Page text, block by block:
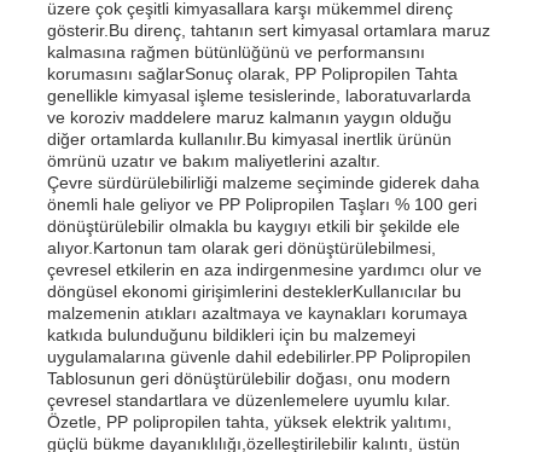
Kalite kontrol
Bize ulaşın
Haberler
Tüm servis talepleri
Teklif isteği
pp plastik karton
üzere çok çeşitli kimyasallara karşı mükemmel direnç
gösterir.Bu direnç, tahtanın sert kimyasal ortamlara maruz
kalmasına rağmen bütünlüğünü ve performansını
korumasını sağlarSonuç olarak, PP Polipropilen Tahta
genellikle kimyasal işleme tesislerinde, laboratuvarlarda
ve koroziv maddelere maruz kalmanın yaygın olduğu
diğer ortamlarda kullanılır.Bu kimyasal inertlik ürünün
ömrünü uzatır ve bakım maliyetlerini azaltır.
Çevre sürdürülebilirliği malzeme seçiminde giderek daha
önemli hale geliyor ve PP Polipropilen Taşları % 100 geri
dönüştürülebilir olmakla bu kaygıyı etkili bir şekilde ele
alıyor.Kartonun tam olarak geri dönüştürülebilmesi,
çevresel etkilerin en aza indirgenmesine yardımcı olur ve
döngüsel ekonomi girişimlerini desteklerKullanıcılar bu
malzemenin atıkları azaltmaya ve kaynakları korumaya
katkıda bulunduğunu bildikleri için bu malzemeyi
uygulamalarına güvenle dahil edebilirler.PP Polipropilen
Tablosunun geri dönüştürülebilir doğası, onu modern
çevresel standartlara ve düzenlemelere uyumlu kılar.
Özetle, PP polipropilen tahta, yüksek elektrik yalıtımı,
güçlü bükme dayanıklılığı,özelleştirilebilir kalıntı, üstün